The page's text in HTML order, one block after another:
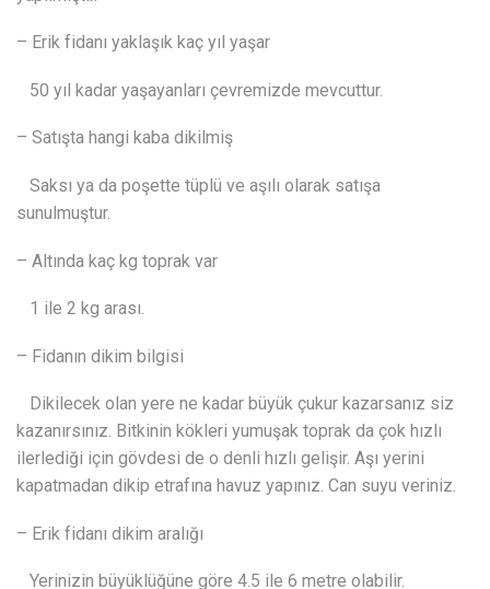
– Erik fidanı yaklaşık kaç yıl yaşar
50 yıl kadar yaşayanları çevremizde mevcuttur.
– Satışta hangi kaba dikilmiş
Saksı ya da poşette tüplü ve aşılı olarak satışa
sunulmuştur.
– Altında kaç kg toprak var
1 ile 2 kg arası.
– Fidanın dikim bilgisi
Dikilecek olan yere ne kadar büyük çukur kazarsanız siz
kazanırsınız. Bitkinin kökleri yumuşak toprak da çok hızlı
ilerlediği için gövdesi de o denli hızlı gelişir. Aşı yerini
kapatmadan dikip etrafına havuz yapınız. Can suyu veriniz.
– Erik fidanı dikim aralığı
Yerinizin büyüklüğüne göre 4.5 ile 6 metre olabilir.